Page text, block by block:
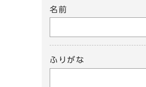
名前
ふりがな